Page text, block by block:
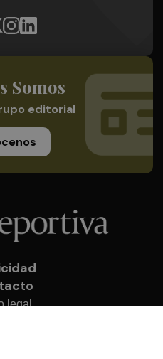
Somos
editorial
legal